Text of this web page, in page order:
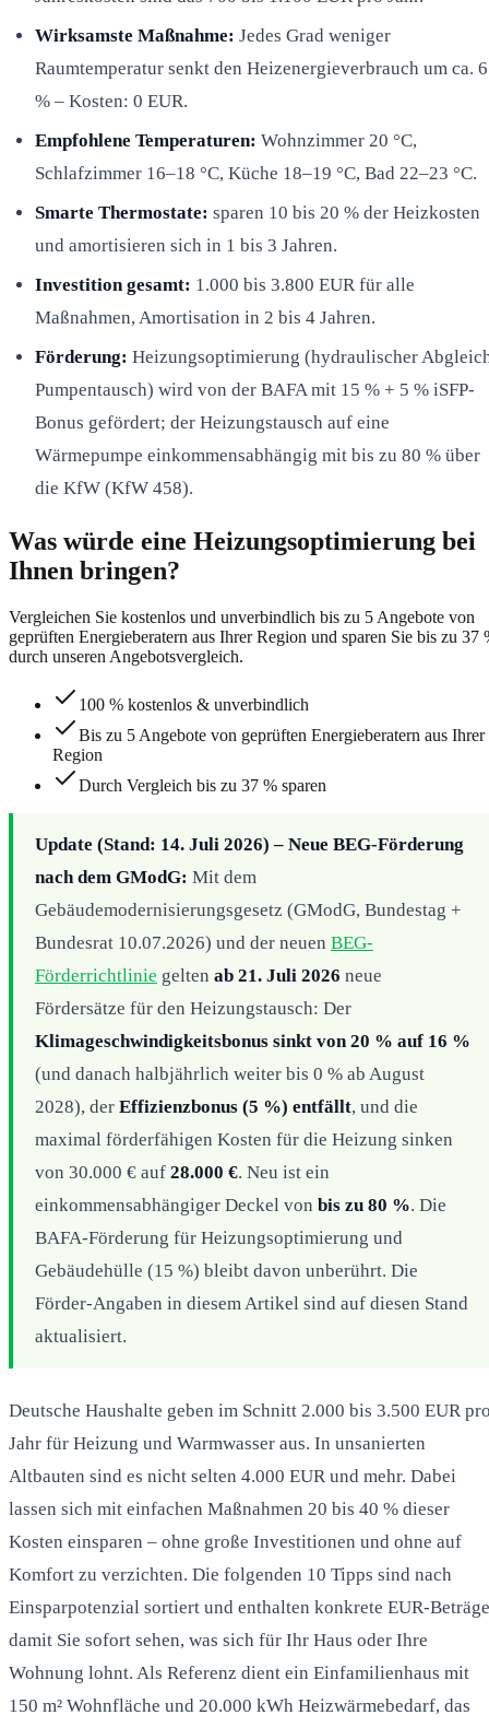
Wirksamste Maßnahme: Jedes Grad weniger
Raumtemperatur senkt den Heizenergieverbrauch um ca. 6
% – Kosten: 0 EUR.
Empfohlene Temperaturen: Wohnzimmer 20 °C,
Schlafzimmer 16–18 °C, Küche 18–19 °C, Bad 22–23 °C.
Smarte Thermostate: sparen 10 bis 20 % der Heizkosten
und amortisieren sich in 1 bis 3 Jahren.
Investition gesamt: 1.000 bis 3.800 EUR für alle
Maßnahmen, Amortisation in 2 bis 4 Jahren.
Förderung: Heizungsoptimierung (hydraulischer
Pumpentausch) wird von der BAFA mit 15 % + 5 % iSFP-
Bonus gefördert; der Heizungstausch auf eine
Wärmepumpe einkommensabhängig mit bis zu 80 % über
die KfW (KfW 458).
Was würde eine Heizungsoptimierung bei
Ihnen bringen?
Vergleichen Sie kostenlos und unverbindlich bis zu 5 Angebote von
geprüften Energieberatern aus Ihrer Region und sparen Sie bis zu 37
durch unseren Angebotsvergleich.
100 % kostenlos & unverbindlich
Bis zu 5 Angebote von geprüften Energieberatern aus Ihrer
Region
Durch Vergleich bis zu 37 % sparen
Update (Stand: 14. Juli 2026) – Neue BEG-Förderung
nach dem GModG: Mit dem
Gebäudemodernisierungsgesetz (GModG, Bundestag +
Bundesrat 10.07.2026) und der neuen BEG-
Förderrichtlinie gelten ab 21. Juli 2026 neue
Fördersätze für den Heizungstausch: Der
Klimageschwindigkeitsbonus sinkt von 20 % auf 16 %
(und danach halbjährlich weiter bis 0 % ab August
2028), der Effizienzbonus (5 %) entfällt, und die
maximal förderfähigen Kosten für die Heizung sinken
von 30.000 € auf 28.000 €. Neu ist ein
einkommensabhängiger Deckel von bis zu 80 %. Die
BAFA-Förderung für Heizungsoptimierung und
Gebäudehülle (15 %) bleibt davon unberührt. Die
Förder-Angaben in diesem Artikel sind auf diesen Stand
aktualisiert.
Deutsche Haushalte geben im Schnitt 2.000 bis 3.500 EUR
Jahr für Heizung und Warmwasser aus. In unsanierten
Altbauten sind es nicht selten 4.000 EUR und mehr. Dabei
lassen sich mit einfachen Maßnahmen 20 bis 40 % dieser
Kosten einsparen – ohne große Investitionen und ohne auf
Komfort zu verzichten. Die folgenden 10 Tipps sind nach
Einsparpotenzial sortiert und enthalten konkrete EUR-
damit Sie sofort sehen, was sich für Ihr Haus oder Ihre
Wohnung lohnt. Als Referenz dient ein Einfamilienhaus mit
150 m² Wohnfläche und 20.000 kWh Heizwärmebedarf, das